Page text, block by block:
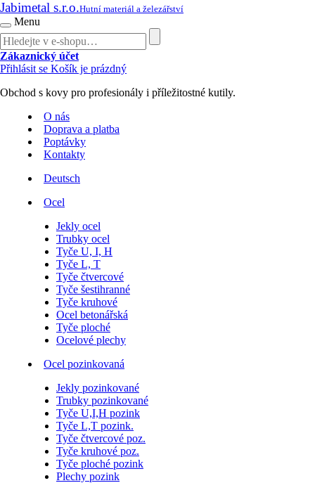
Jabimetal s.r.o.Hutní materiál a železářství
Menu
Zákaznický účet
Přihlásit se Košík je prázdný
Obchod s kovy pro profesionály i příležitostné kutily.
O nás
Doprava a platba
Poptávky
Kontakty
Deutsch
Ocel
Jekly ocel
Trubky ocel
Tyče U, I, H
Tyče L, T
Tyče čtvercové
Tyče šestihranné
Tyče kruhové
Ocel betonářská
Tyče ploché
Ocelové plechy
Ocel pozinkovaná
Jekly pozinkované
Trubky pozinkované
Tyče U,I,H pozink
Tyče L,T pozink.
Tyče čtvercové poz.
Tyče kruhové poz.
Tyče ploché pozink
Plechy pozink